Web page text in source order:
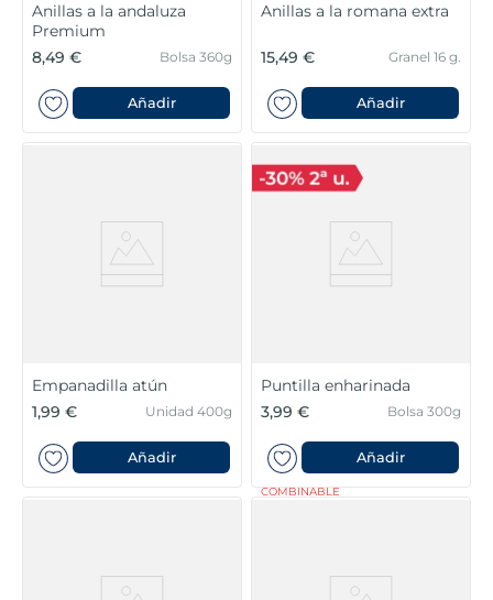
Anillas a la andaluza
Premium
8,49 €
Bolsa 360g
Añadir
Anillas a la romana extra
15,49 € Granel 16 g.
Añadir
Empanadilla atún
1,99 €
Unidad 400g
Añadir
Puntilla enharinada
3,99 €
COMBINABLE
Bolsa 300g
Añadir